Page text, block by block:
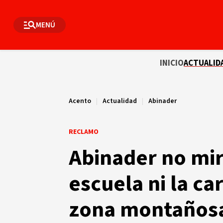
MENÚ
INICIO
Acento | Actualidad | Abinader
RECLAMO
Abinader no
escuela ni la
zona